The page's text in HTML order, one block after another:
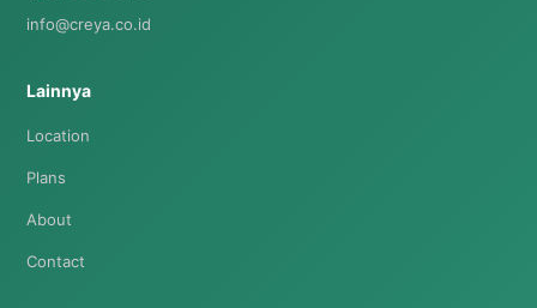
info@creya.co.id
Lainnya
Location
Plans
About
Contact